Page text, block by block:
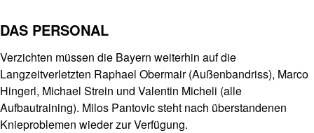
DAS PERSONAL
Verzichten müssen die Bayern weiterhin auf die
Langzeitverletzten Raphael Obermair (Außenbandriss), Marco
Hingerl, Michael Strein und Valentin Micheli (alle
Aufbautraining). Milos Pantovic steht nach überstandenen
Knieproblemen wieder zur Verfügung.